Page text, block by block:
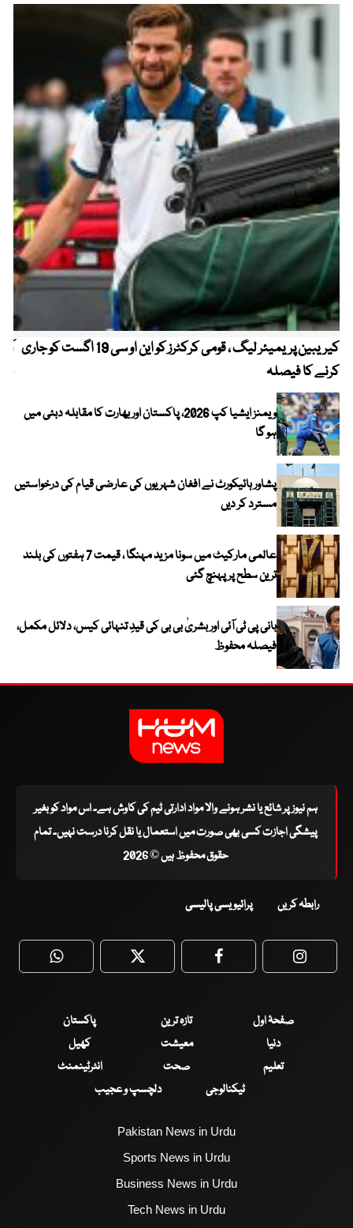
کیریبین پریمیئر لیگ ، قومی کرکٹرز کو این او سی 19 اگست کو جاری
کرنے کا فیصلہ
ویمنز ایشیا کپ 2026، پاکستان اور بھارت کا مقابلہ دبئی میں
ہو گا
پشاور ہائیکورٹ نے افغان شہریوں کی عارضی قیام کی درخواستیں
مسترد کر دیں
عالمی مارکیٹ میں سونا مزید مہنگا ، قیمت 7 ہفتوں کی بلند
ترین سطح پر پہنچ گئی
بانی پی ٹی آئی اور بشریٰ بی بی کی قیدِ تنہائی کیس، دلائل مکمل،
فیصلہ محفوظ
ہم نیوز پر شائع یا نشر ہونے والا مواد ادارتی ٹیم کی کاوش ہے۔ اس مواد کو بغیر
پیشگی اجازت کسی بھی صورت میں استعمال یا نقل کرنا درست نہیں۔ تمام
حقوق محفوظ ہیں © 2026
رابطہ کریں پرائیویسی پالیسی
WhatsApp Twitter Facebook
صفحۂ اول تازہ ترین
پاکستان
دنیا
معیشت
کھیل
تعلیم
صحت
انٹرٹینمنٹ
ٹیکنالوجی
دلچسپ و عجیب
Pakistan News in Urdu
Sports News in Urdu
Business News in Urdu
Tech News in Urdu